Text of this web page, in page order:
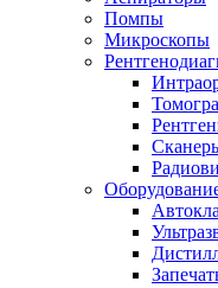
Помпы
Микроскопы